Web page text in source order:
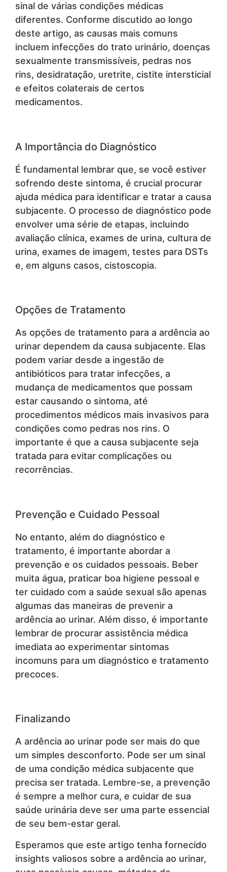
sinal de várias condições médicas
diferentes. Conforme discutido ao longo
deste artigo, as causas mais comuns
incluem infecções do trato urinário, doenças
sexualmente transmissíveis, pedras nos
rins, desidratação, uretrite, cistite intersticial
e efeitos colaterais de certos
medicamentos.
A Importância do Diagnóstico
É fundamental lembrar que, se você estiver
sofrendo deste sintoma, é crucial procurar
ajuda médica para identificar e tratar a causa
subjacente. O processo de diagnóstico pode
envolver uma série de etapas, incluindo
avaliação clínica, exames de urina, cultura de
urina, exames de imagem, testes para DSTs
e, em alguns casos, cistoscopia.
Opções de Tratamento
As opções de tratamento para a ardência ao
urinar dependem da causa subjacente. Elas
podem variar desde a ingestão de
antibióticos para tratar infecções, a
mudança de medicamentos que possam
estar causando o sintoma, até
procedimentos médicos mais invasivos para
condições como pedras nos rins. O
importante é que a causa subjacente seja
tratada para evitar complicações ou
recorrências.
Prevenção e Cuidado Pessoal
No entanto, além do diagnóstico e
tratamento, é importante abordar a
prevenção e os cuidados pessoais. Beber
muita água, praticar boa higiene pessoal e
ter cuidado com a saúde sexual são apenas
algumas das maneiras de prevenir a
ardência ao urinar. Além disso, é importante
lembrar de procurar assistência médica
imediata ao experimentar sintomas
incomuns para um diagnóstico e tratamento
precoces.
Finalizando
A ardência ao urinar pode ser mais do que
um simples desconforto. Pode ser um sinal
de uma condição médica subjacente que
precisa ser tratada. Lembre-se, a prevenção
é sempre a melhor cura, e cuidar de sua
saúde urinária deve ser uma parte essencial
de seu bem-estar geral.
Esperamos que este artigo tenha fornecido
insights valiosos sobre a ardência ao urinar,